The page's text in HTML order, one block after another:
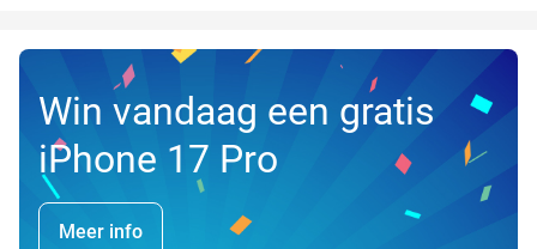
Win vandaag een gratis
iPhone 17 Pro
Meer info